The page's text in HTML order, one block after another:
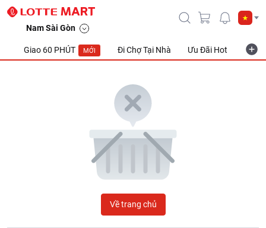
Nam Sài Gòn
Giao 60 PHÚT MỚI Đi Chợ Tại Nhà Ưu Đãi Hot
Về trang chủ
LOTTE Mart Viet Nam